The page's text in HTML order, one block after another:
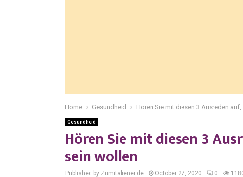
Home Gesundheid Hören Sie mit diesen 3 Ausreden
Gesundheid
Hören Sie mit diesen 3
sein wollen
Published by Zumitaliener.de October 27, 2020 0